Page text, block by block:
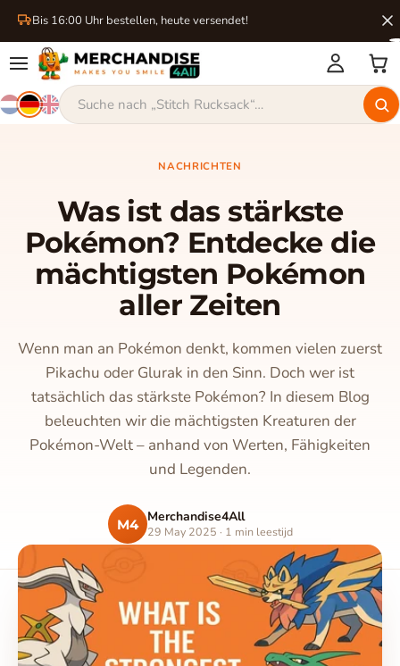
Bis 16:00 Uhr bestellen, heute versendet!
NACHRICHTEN
Was ist das stärkste
Pokémon? Entdecke die
mächtigsten Pokémon
aller Zeiten
Wenn man an Pokémon denkt, kommen vielen zuerst
Pikachu oder Glurak in den Sinn. Doch wer ist
tatsächlich das stärkste Pokémon? In diesem Blog
beleuchten wir die mächtigsten Kreaturen der
Pokémon-Welt – anhand von Werten, Fähigkeiten
und Legenden.
M4 Merchandise4All
29 May 2025 · 1 min leestijd